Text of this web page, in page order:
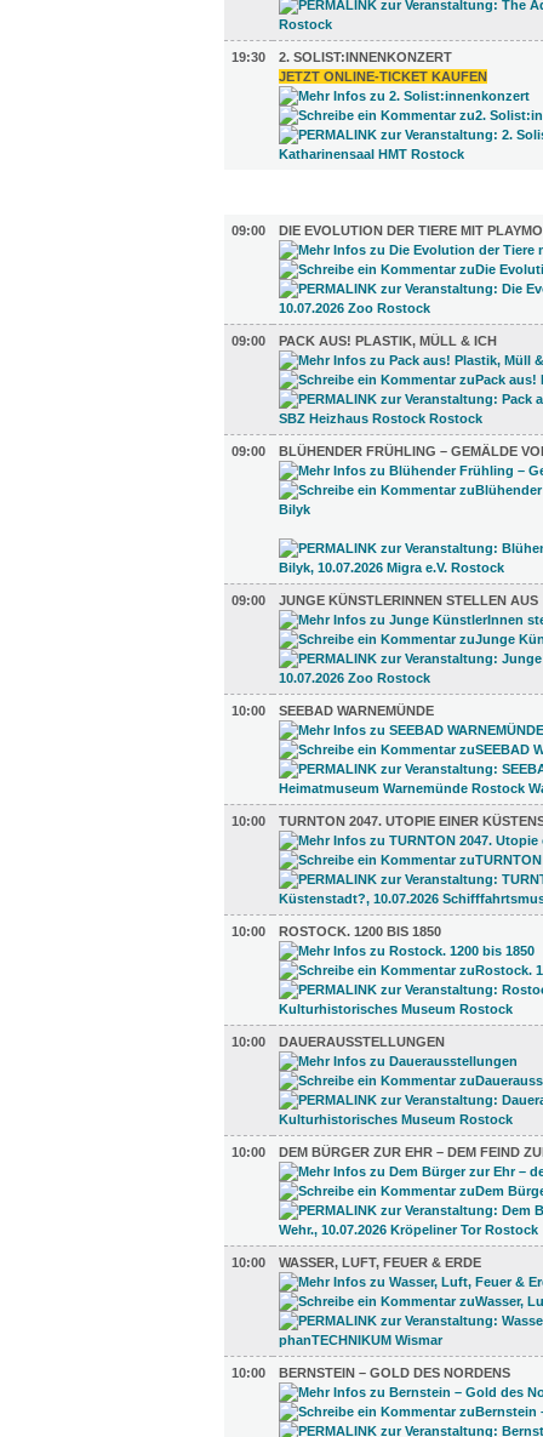
19:30
2. SOLIST:INNENKONZERT
JETZT ONLINE-TICKET KAUFEN
09:00
DIE EVOLUTION DER TIERE MIT
09:00 PACK AUS! PLASTIK, MÜLL & ICH
09:00 BLÜHENDER FRÜHLING – GEMÄLDE
09:00 JUNGE KÜNSTLERINNEN STELLEN AUS
10:00 SEEBAD WARNEMÜNDE
10:00 TURNTON 2047. UTOPIE EINER
10:00 ROSTOCK. 1200 BIS 1850
10:00 DAUERAUSSTELLUNGEN
10:00 DEM BÜRGER ZUR EHR – DEM FEIND
10:00 WASSER, LUFT, FEUER & ERDE
10:00 BERNSTEIN – GOLD DES NORDENS